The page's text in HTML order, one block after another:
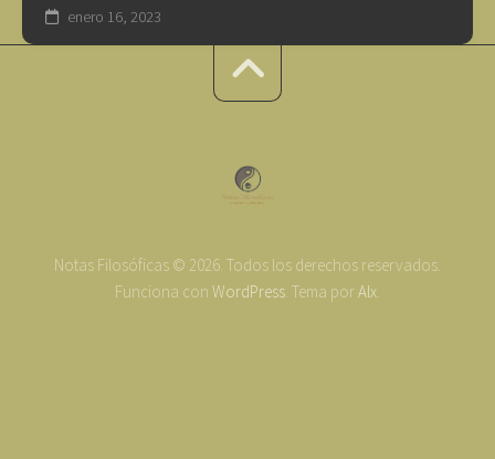
enero 16, 2023
Notas Filosóficas © 2026. Todos los derechos reservados.
Funciona con WordPress. Tema porAlx.